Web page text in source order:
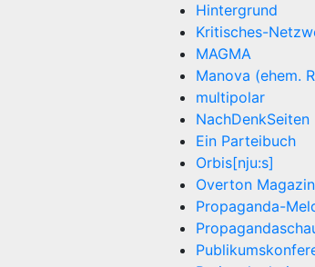
Hintergrund
Kritisches-
MAGMA
Manova (ehem.
multipolar
NachDenkSeiten
Ein Parteibuch
Orbis[nju:s]
Overton Magazin
Propaganda-